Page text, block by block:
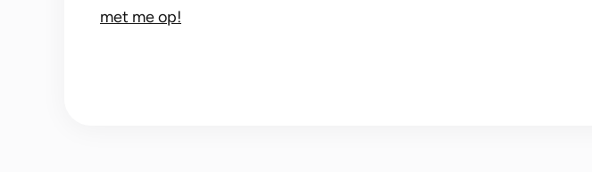
met me op!